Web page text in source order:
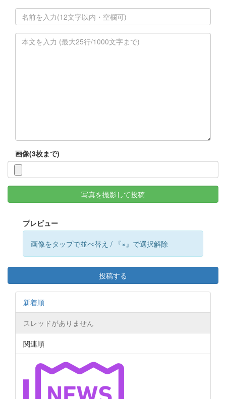
画像(3枚まで)
写真を撮影して投稿
プレビュー
画像をタップで並べ替え / 『×』で選択解除
投稿する
新着順
スレッドがありません
関連順